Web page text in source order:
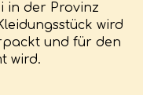
in der Provinz
wird
und für den
wird.